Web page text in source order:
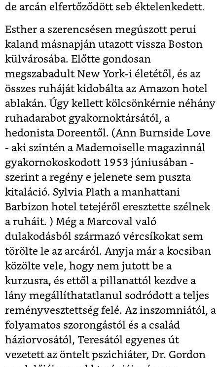
de arcán elfertőződött seb éktelenkedett.
Esther a szerencsésen megúszott perui
kaland másnapján utazott vissza Boston
külvárosába. Előtte gondosan
megszabadult New York-i életétől, és az
összes ruháját kidobálta az Amazon hotel
ablakán. Úgy kellett kölcsönkérnie néhány
ruhadarabot gyakornoktársától, a
hedonista Doreentől. (Ann Burnside Love
- aki szintén a Mademoiselle magazinnál
gyakornokoskodott 1953 júniusában -
szerint a regény e jelenete sem puszta
kitaláció. Sylvia Plath a manhattani
Barbizon hotel tetejéről eresztette szélnek
a ruháit. ) Még a Marcoval való
dulakodásból származó vércsíkokat sem
törölte le az arcáról. Anyja már a kocsiban
közölte vele, hogy nem jutott be a
kurzusra, és ettől a pillanattól kezdve a
lány megállíthatatlanul sodródott a teljes
reményvesztettség felé. Az inszomniától, a
folyamatos szorongástól és a család
háziorvosától, Teresától egyenes út
vezetett az öntelt pszichiáter, Dr. Gordon